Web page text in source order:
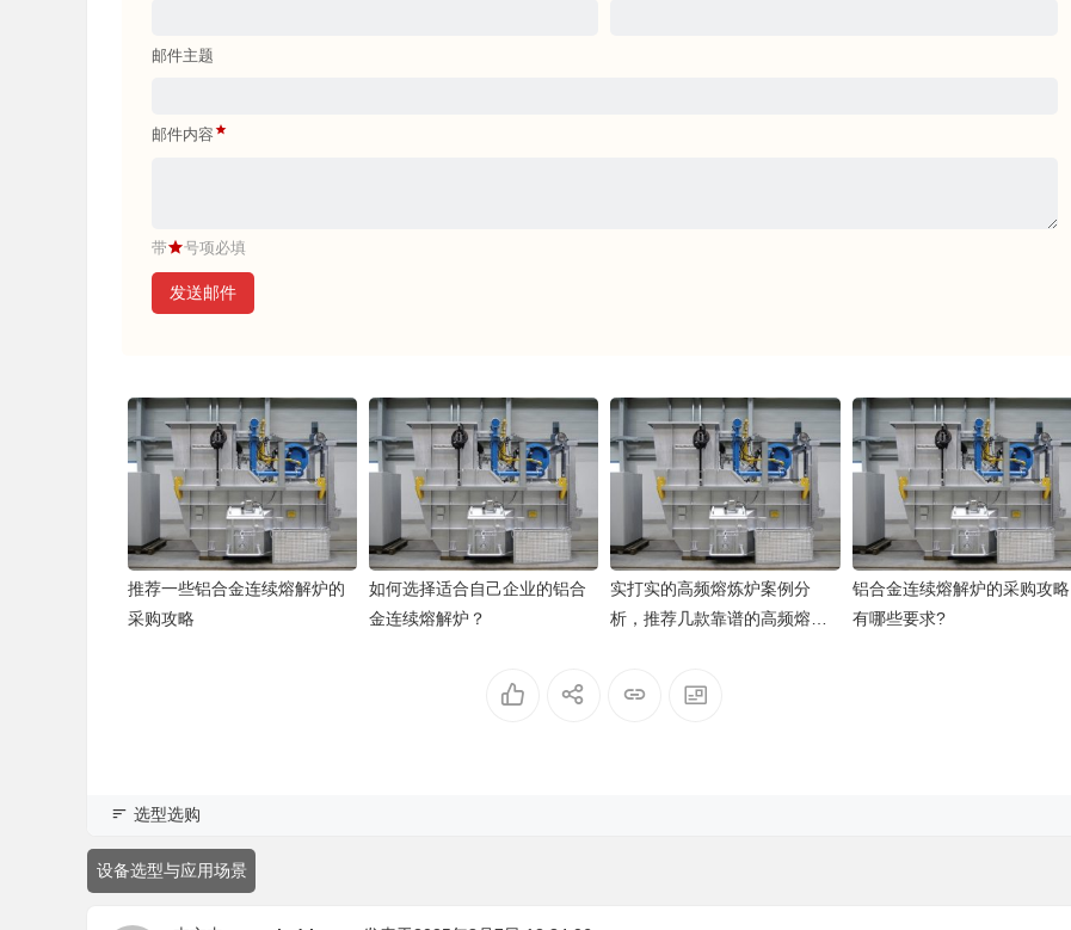
邮件主题
邮件内容
带 号项必填
发送邮件
推荐一些铝合金连续熔解炉的
采购攻略
如何选择适合自己企业的铝合
金连续熔解炉？
实打实的高频熔炼炉案例分
析，推荐几款靠谱的高频熔炼
铝合金连续熔解炉的采购攻略
有哪些要求?
选型选购
设备选型与应用场景